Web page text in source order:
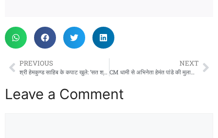
PREVIOUS
श्री हेमकुण्ड साहिब के कपाट खुले: ‘सत श्री अकाल’ के जयघोष से गूंजी घाटी, भारी सुरक्षा के बीच यात्रा शुरू
NEXT
CM धामी से अभिनेता हेमंत पांडे की मुलाकात, कला-संस्कृति पर हुई चर्चा
Leave a Comment